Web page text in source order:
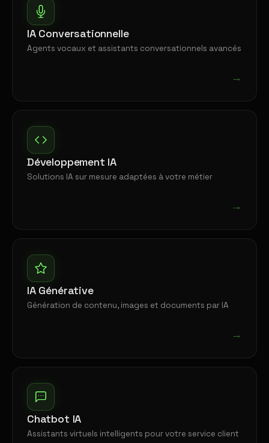
IA Conversationnelle
Agents vocaux et assistants conversationnels avancés
→
Développement IA
Solutions IA sur mesure adaptées à votre métier
→
IA Générative
Génération de contenu, images et documents par IA
→
Chatbot IA
Assistants virtuels intelligents pour votre service client